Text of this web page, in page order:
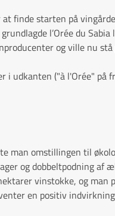
finde starten på
l’Orée du
og ville nu stå
udkanten ("à l'Orée" på
man omstillingen til
og dobbeltpodning af
vinstokke, og
en positiv